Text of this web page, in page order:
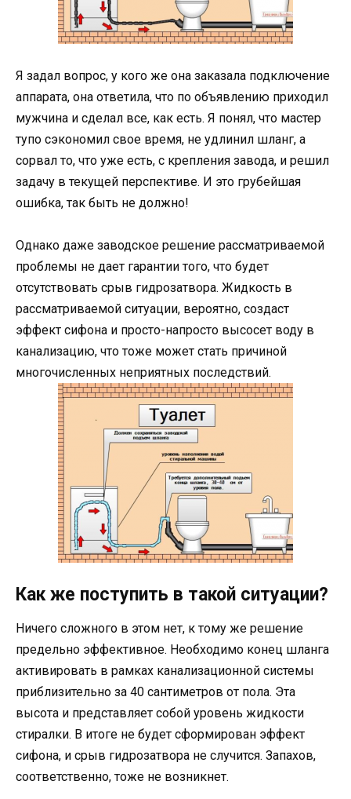
Я задал вопрос, у кого же она заказала подключение
аппарата, она ответила, что по объявлению приходил
мужчина и сделал все, как есть. Я понял, что мастер
тупо сэкономил свое время, не удлинил шланг, а
сорвал то, что уже есть, с крепления завода, и решил
задачу в текущей перспективе. И это грубейшая
ошибка, так быть не должно!
Однако даже заводское решение рассматриваемой
проблемы не дает гарантии того, что будет
отсутствовать срыв гидрозатвора. Жидкость в
рассматриваемой ситуации, вероятно, создаст
эффект сифона и просто-напросто высосет воду в
канализацию, что тоже может стать причиной
многочисленных неприятных последствий.
Как же поступить в такой ситуации?
Ничего сложного в этом нет, к тому же решение
предельно эффективное. Необходимо конец шланга
активировать в рамках канализационной системы
приблизительно за 40 сантиметров от пола. Эта
высота и представляет собой уровень жидкости
стиралки. В итоге не будет сформирован эффект
сифона, и срыв гидрозатвора не случится. Запахов,
соответственно, тоже не возникнет.